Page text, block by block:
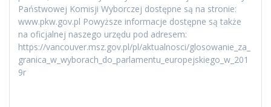
Państwowej Komisji Wyborczej dostępne są na stronie:
www.pkw.gov.pl Powyższe informacje dostępne są także
na oficjalnej naszego urzędu pod adresem:
https://vancouver.msz.gov.pl/pl/aktualnosci/glosowanie_za_
granica_w_wyborach_do_parlamentu_europejskiego_w_201
9r